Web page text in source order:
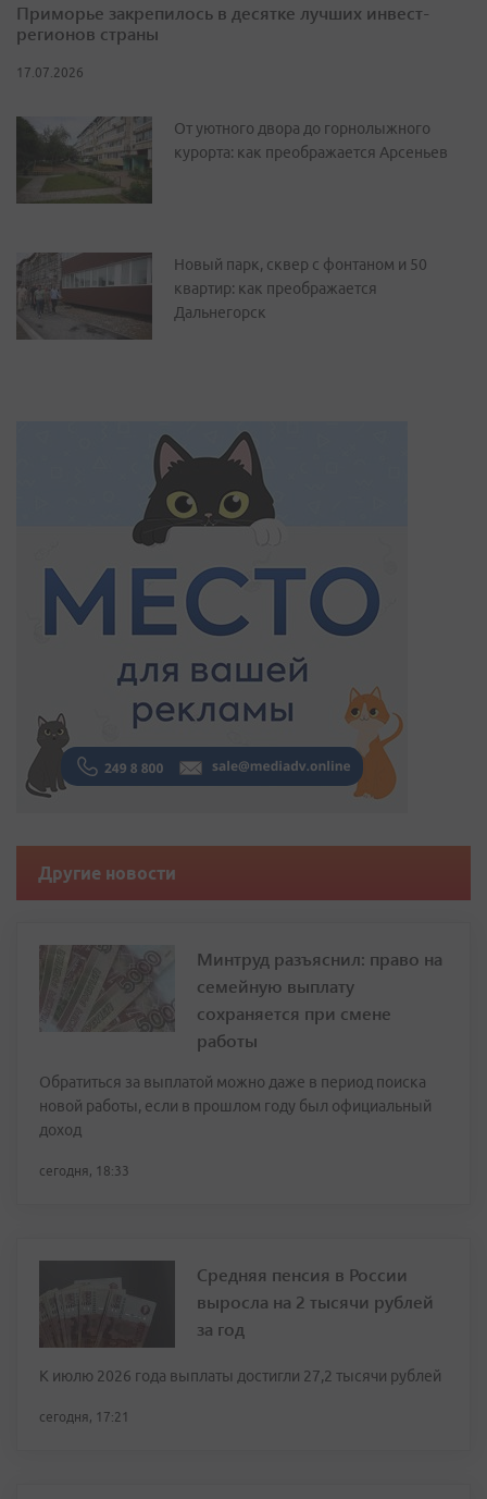
Приморье закрепилось в десятке лучших инвест-
регионов страны
17.07.2026
От уютного двора до горнолыжного
курорта: как преображается Арсеньев
Новый парк, сквер с фонтаном и 50
квартир: как преображается
Дальнегорск
Другие новости
Минтруд разъяснил: право на
семейную выплату
сохраняется при смене
работы
Обратиться за выплатой можно даже в период поиска
новой работы, если в прошлом году был официальный
доход
сегодня, 18:33
Средняя пенсия в России
выросла на 2 тысячи рублей
за год
К июлю 2026 года выплаты достигли 27,2 тысячи рублей
сегодня, 17:21